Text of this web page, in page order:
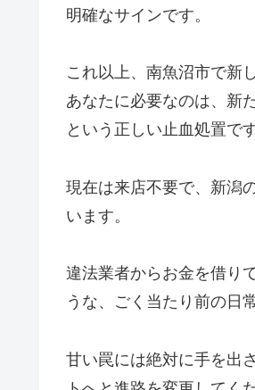
明確なサインです。
これ以上、南魚沼市で新
あなたに必要なのは、新
という正しい止血処置です
現在は来店不要で、新潟
います。
違法業者からお金を借り
うな、ごく当たり前の日
甘い罠には絶対に手を出